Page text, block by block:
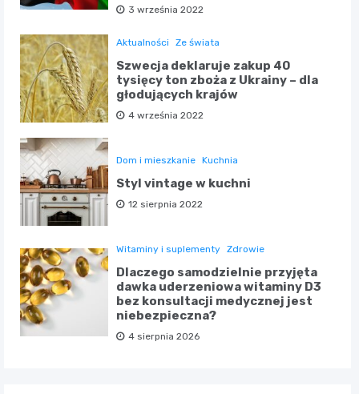
3 września 2022
Aktualności Ze świata
Szwecja deklaruje zakup 40
tysięcy ton zboża z Ukrainy – dla
głodujących krajów
4 września 2022
Dom i mieszkanie Kuchnia
Styl vintage w kuchni
12 sierpnia 2022
Witaminy i suplementy Zdrowie
Dlaczego samodzielnie przyjęta
dawka uderzeniowa witaminy D3
bez konsultacji medycznej jest
niebezpieczna?
4 sierpnia 2026